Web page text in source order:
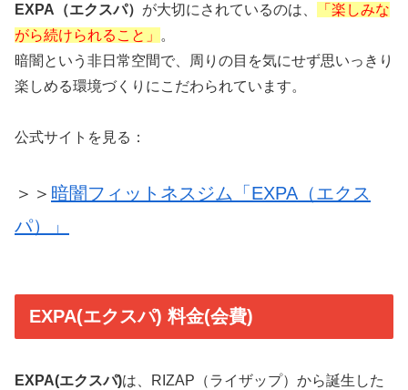
EXPA（エクスパ） が大切にされているのは、
「楽しみな
がら続けられること」
。
暗闇という非日常空間で、周りの目を気にせず思いっきり
楽しめる環境づくりにこだわられています。
公式サイトを見る：
＞＞ 暗闇フィットネスジム「EXPA（エクス
パ）」
EXPA(エクスパ) 料金(会費)
EXPA(エクスパ)は、RIZAP（ライザップ）から誕生した